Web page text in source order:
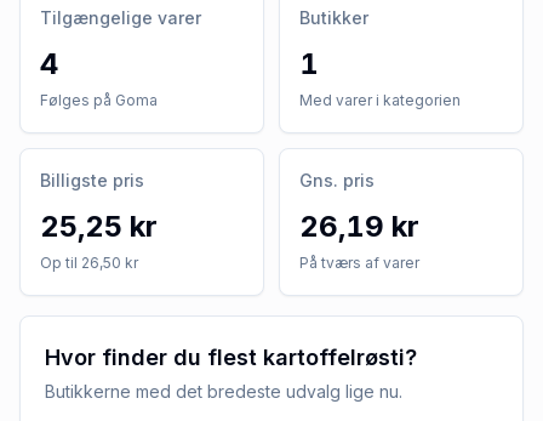
Tilgængelige varer
4
Følges på Goma
Butikker
1
Med varer i kategorien
Billigste pris
25,25 kr
Op til 26,50 kr
Gns. pris
26,19 kr
På tværs af varer
Hvor finder du flest kartoffelrøsti?
Butikkerne med det bredeste udvalg lige nu.